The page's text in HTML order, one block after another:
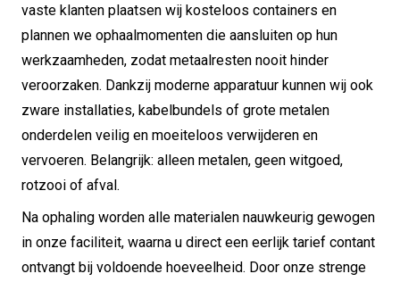
vaste klanten plaatsen wij kosteloos containers en
plannen we ophaalmomenten die aansluiten op hun
werkzaamheden, zodat metaalresten nooit hinder
veroorzaken. Dankzij moderne apparatuur kunnen wij ook
zware installaties, kabelbundels of grote metalen
onderdelen veilig en moeiteloos verwijderen en
vervoeren. Belangrijk: alleen metalen, geen witgoed,
rotzooi of afval.
Na ophaling worden alle materialen nauwkeurig gewogen
in onze faciliteit, waarna u direct een eerlijk tarief contant
ontvangt bij voldoende hoeveelheid. Door onze strenge